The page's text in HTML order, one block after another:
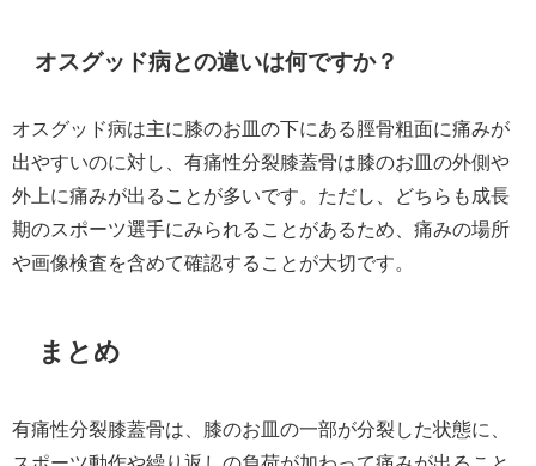
オスグッド病との違いは何ですか？
オスグッド病は主に膝のお皿の下にある脛骨粗面に痛みが
出やすいのに対し、有痛性分裂膝蓋骨は膝のお皿の外側や
外上に痛みが出ることが多いです。ただし、どちらも成長
期のスポーツ選手にみられることがあるため、痛みの場所
や画像検査を含めて確認することが大切です。
まとめ
有痛性分裂膝蓋骨は、膝のお皿の一部が分裂した状態に、